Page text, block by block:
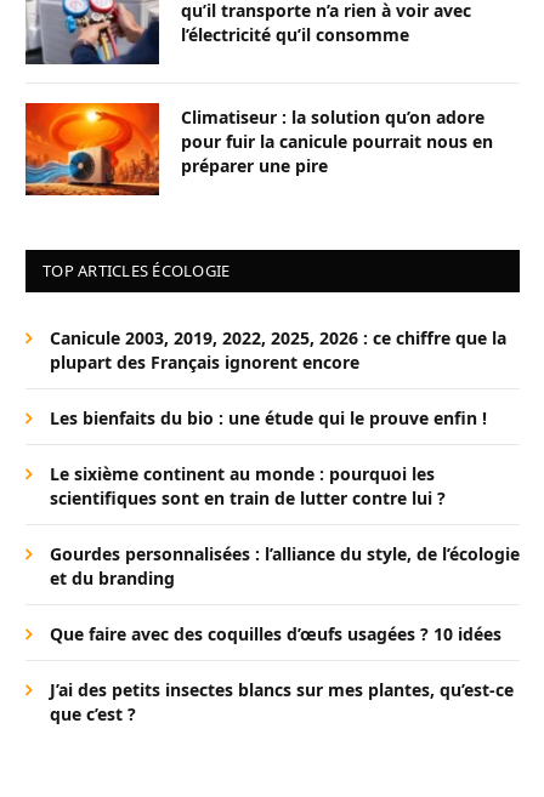
qu’il transporte n’a rien à voir avec
l’électricité qu’il consomme
Climatiseur : la solution qu’on adore
pour fuir la canicule pourrait nous en
préparer une pire
TOP ARTICLES ÉCOLOGIE
Canicule 2003, 2019, 2022, 2025, 2026 : ce chiffre que la
plupart des Français ignorent encore
Les bienfaits du bio : une étude qui le prouve enfin !
Le sixième continent au monde : pourquoi les
scientifiques sont en train de lutter contre lui ?
Gourdes personnalisées : l’alliance du style, de l’écologie
et du branding
Que faire avec des coquilles d’œufs usagées ? 10 idées
J’ai des petits insectes blancs sur mes plantes, qu’est-ce
que c’est ?